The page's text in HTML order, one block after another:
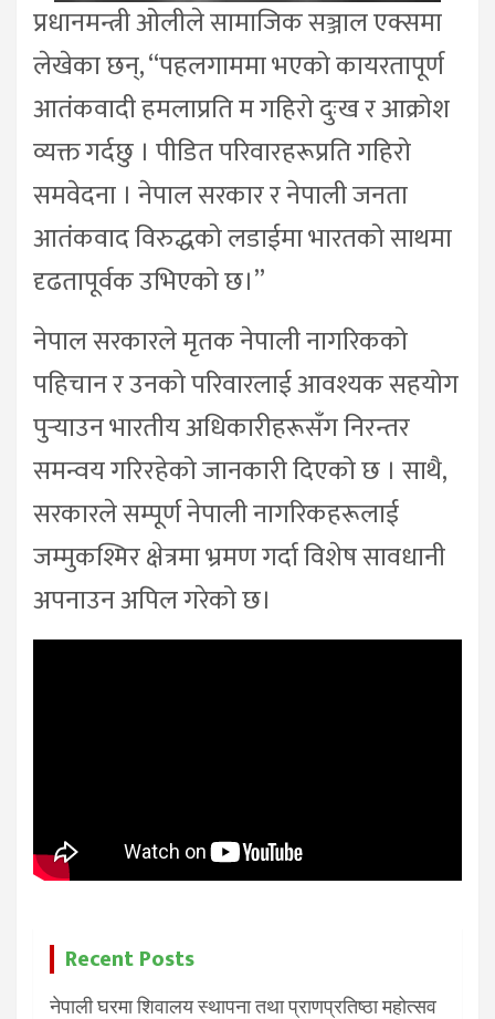
प्रधानमन्त्री ओलीले सामाजिक सञ्जाल एक्समा
लेखेका छन्, “पहलगाममा भएको कायरतापूर्ण
आतंकवादी हमलाप्रति म गहिरो दुःख र आक्रोश
व्यक्त गर्दछु । पीडित परिवारहरूप्रति गहिरो
समवेदना । नेपाल सरकार र नेपाली जनता
आतंकवाद विरुद्धको लडाईमा भारतको साथमा
दृढतापूर्वक उभिएको छ।”
नेपाल सरकारले मृतक नेपाली नागरिकको
पहिचान र उनको परिवारलाई आवश्यक सहयोग
पुर्‍याउन भारतीय अधिकारीहरूसँग निरन्तर
समन्वय गरिरहेको जानकारी दिएको छ । साथै,
सरकारले सम्पूर्ण नेपाली नागरिकहरूलाई
जम्मुकश्मिर क्षेत्रमा भ्रमण गर्दा विशेष सावधानी
अपनाउन अपिल गरेको छ।
Recent Posts
नेपाली घरमा शिवालय स्थापना तथा प्राणप्रतिष्ठा महोत्सव